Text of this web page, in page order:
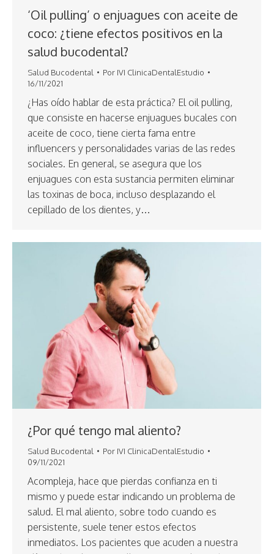
‘Oil pulling’ o enjuagues con aceite de
coco: ¿tiene efectos positivos en la
salud bucodental?
Salud Bucodental Por IVI ClinicaDentalEstudio
16/11/2021
¿Has oído hablar de esta práctica? El oil pulling,
que consiste en hacerse enjuagues bucales con
aceite de coco, tiene cierta fama entre
influencers y personalidades varias de las redes
sociales. En general, se asegura que los
enjuagues con esta sustancia permiten eliminar
las toxinas de boca, incluso desplazando el
cepillado de los dientes, y…
¿Por qué tengo mal aliento?
Salud Bucodental Por IVI ClinicaDentalEstudio
09/11/2021
Acompleja, hace que pierdas confianza en ti
mismo y puede estar indicando un problema de
salud. El mal aliento, sobre todo cuando es
persistente, suele tener estos efectos
inmediatos. Los pacientes que acuden a nuestra